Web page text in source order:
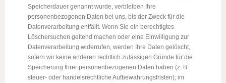
Speicherdauer genannt wurde, verbleiben Ihre
personenbezogenen Daten bei uns, bis der Zweck für die
Datenverarbeitung entfällt. Wenn Sie ein berechtigtes
Löschersuchen geltend machen oder eine Einwilligung zur
Datenverarbeitung widerrufen, werden Ihre Daten gelöscht,
sofern wir keine anderen rechtlich zulässigen Gründe für die
Speicherung Ihrer personenbezogenen Daten haben (z. B.
steuer- oder handelsrechtliche Aufbewahrungsfristen); im